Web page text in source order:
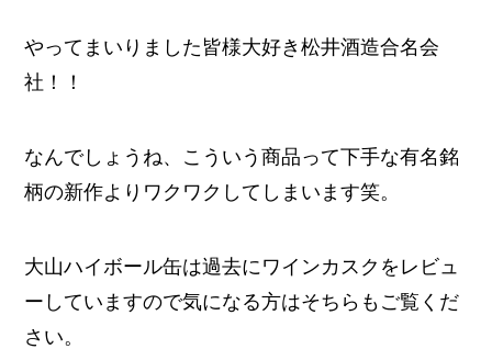
やってまいりました皆様大好き松井酒造合名会
社！！
なんでしょうね、こういう商品って下手な有名銘
柄の新作よりワクワクしてしまいます笑。
大山ハイボール缶は過去にワインカスクをレビュ
ーしていますので気になる方はそちらもご覧くだ
さい。